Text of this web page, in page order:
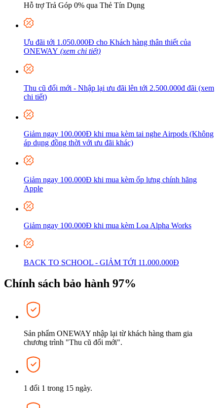
Hỗ trợ Trả Góp 0% qua Thẻ Tín Dụng
Ưu đãi tới 1.050.000Đ cho Khách hàng thân thiết của
ONEWAY (xem chi tiết)
Thu cũ đổi mới - Nhập lại ưu đãi lên tới 2.500.000đ đãi (xem
chi tiết)
Giảm ngay 100.000Đ khi mua kèm tai nghe Airpods (Không
áp dụng đồng thời với ưu đãi khác)
Giảm ngay 100.000Đ khi mua kèm ốp lưng chính hãng
Apple
Giảm ngay 100.000Đ khi mua kèm Loa Alpha Works
BACK TO SCHOOL - GIẢM TỚI 11.000.000Đ
Chính sách bảo hành 97%
Sản phẩm ONEWAY nhập lại từ khách hàng tham gia
chương trình "Thu cũ đổi mới".
1 đổi 1 trong 15 ngày.